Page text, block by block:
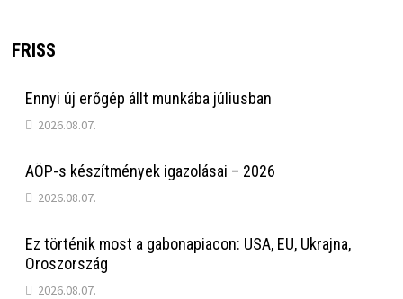
FRISS
Ennyi új erőgép állt munkába júliusban
2026.08.07.
AÖP-s készítmények igazolásai – 2026
2026.08.07.
Ez történik most a gabonapiacon: USA, EU, Ukrajna,
Oroszország
2026.08.07.